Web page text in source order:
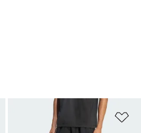
Dodaj do listy życzeń